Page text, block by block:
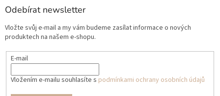
Odebírat newsletter
Vložte svůj e-mail a my vám budeme zasílat informace o nových
produktech na našem e-shopu.
E-mail
Vložením e-mailu souhlasíte s podmínkami ochrany osobních údajů